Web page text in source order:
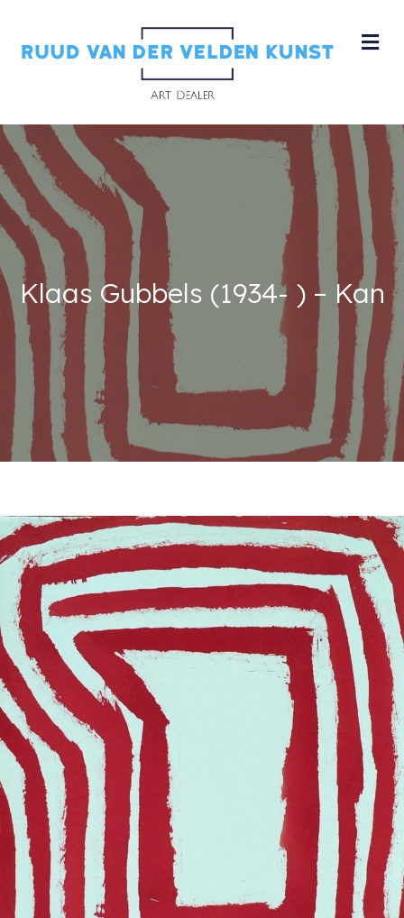
Klaas Gubbels (1934- ) – Kan